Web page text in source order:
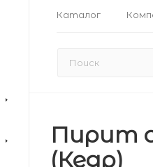
Каталог
Пирит
(Кедр)